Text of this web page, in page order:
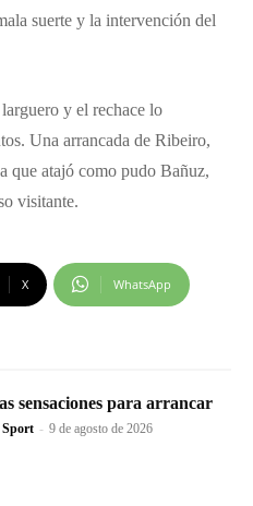
suerte y la intervención del
y el rechace lo
Una arrancada de Ribeiro,
que atajó como pudo Bañuz,
visitante.
X WhatsApp
sensaciones para arrancar
Sport - 9 de agosto de 2026